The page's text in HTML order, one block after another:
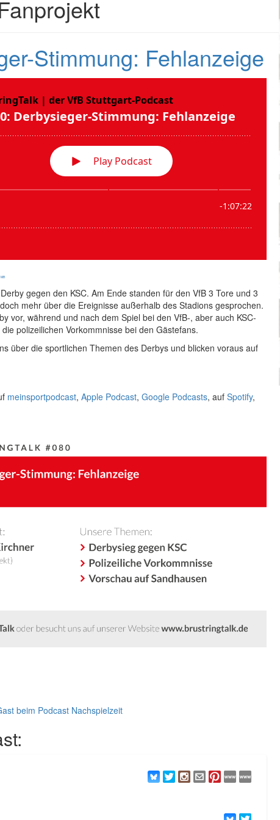
Stimmung: Fehlanzeige
MB
gegen den KSC. Am Ende standen für den VfB 3 Tore und 3
mehr über die Ereignisse außerhalb des Stadions gesprochen.
vor, während und nach dem Spiel bei den VfB-, aber auch KSC-
polizeilichen Vorkommnisse bei den Gästefans.
über die sportlichen Themen des Derbys und blicken voraus auf
meinsportpodcast, Apple Podcast, Google Podcasts, auf Spotify,
beim Podcast Nachspielzeit